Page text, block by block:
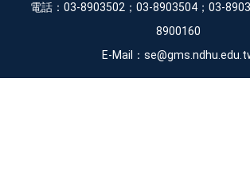
電話：03-8903502；03-8903504；03-
8900160
E-Mail：